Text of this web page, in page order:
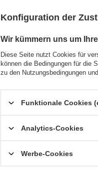
Konfiguration der
Wir kümmern uns um
Diese Seite nutzt Cookies für
können die Bedingungen für die
zu den Nutzungsbedingungen
Funktionale Cookies
Analytics-Cookies
Werbe-Cookies